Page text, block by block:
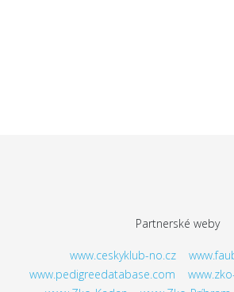
Partnerské weby
www.ceskyklub-no.cz
www.pedigreedatabase.com